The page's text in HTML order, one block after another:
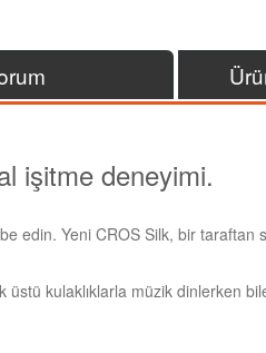
işitme deneyimi.
edin. Yeni CROS Silk, bir taraftan
kulaklıklarla müzik dinlerken